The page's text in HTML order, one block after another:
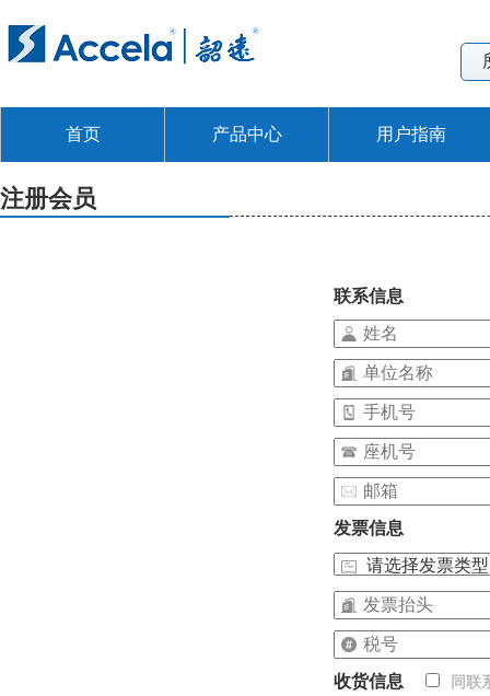
首页 产品中心 用户指南
注册会员
联系信息
发票信息
收货信息 同联